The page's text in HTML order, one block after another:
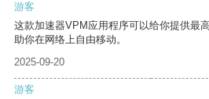
游客
这款加速器VPM应用程序可以给你提供最
助你在网络上自由移动。
2025-09-20
游客